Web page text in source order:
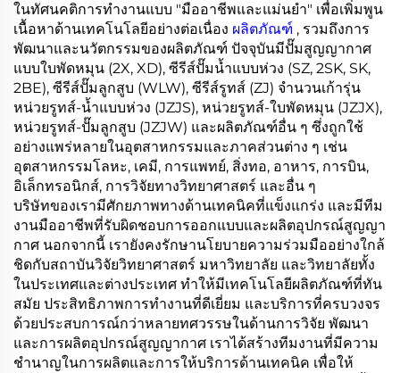
ในทัศนคติการทำงานแบบ "มืออาชีพและแม่นยำ" เพื่อเพิ่มพูน
เนื้อหาด้านเทคโนโลยีอย่างต่อเนื่อง ผลิตภัณฑ์ , รวมถึงการ
พัฒนาและนวัตกรรมของผลิตภัณฑ์ ปัจจุบันมีปั๊มสูญญากาศ
แบบใบพัดหมุน (2X, XD), ซีรีส์ปั๊มน้ำแบบห่วง (SZ, 2SK, SK,
2BE), ซีรีส์ปั๊มลูกสูบ (WLW), ซีรีส์รูทส์ (ZJ) จำนวนเก้ารุ่น
หน่วยรูทส์-น้ำแบบห่วง (JZJS), หน่วยรูทส์-ใบพัดหมุน (JZJX),
หน่วยรูทส์-ปั๊มลูกสูบ (JZJW) และผลิตภัณฑ์อื่น ๆ ซึ่งถูกใช้
อย่างแพร่หลายในอุตสาหกรรมและภาคส่วนต่าง ๆ เช่น
อุตสาหกรรมโลหะ, เคมี, การแพทย์, สิ่งทอ, อาหาร, การบิน,
อิเล็กทรอนิกส์, การวิจัยทางวิทยาศาสตร์ และอื่น ๆ
บริษัทของเรามีศักยภาพทางด้านเทคนิคที่แข็งแกร่ง และมีทีม
งานมืออาชีพที่รับผิดชอบการออกแบบและผลิตอุปกรณ์สูญญา
กาศ นอกจากนี้ เรายังคงรักษานโยบายความร่วมมืออย่างใกล้
ชิดกับสถาบันวิจัยวิทยาศาสตร์ มหาวิทยาลัย และวิทยาลัยทั้ง
ในประเทศและต่างประเทศ ทำให้มีเทคโนโลยีผลิตภัณฑ์ที่ทัน
สมัย ประสิทธิภาพการทำงานที่ดีเยี่ยม และบริการที่ครบวงจร
ด้วยประสบการณ์กว่าหลายทศวรรษในด้านการวิจัย พัฒนา
และการผลิตอุปกรณ์สูญญากาศ เราได้สร้างทีมงานที่มีความ
ชำนาญในการผลิตและการให้บริการด้านเทคนิค เพื่อให้